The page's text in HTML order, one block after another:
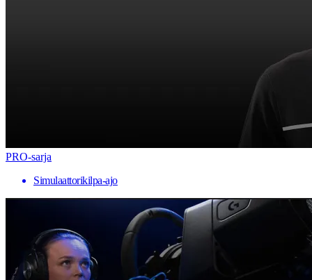
PRO-sarja
Simulaattorikilpa-ajo